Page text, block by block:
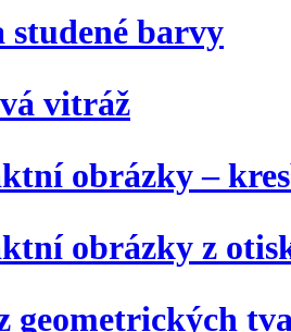
studené barvy
vitráž
obrázky –
obrázky z
geometrických